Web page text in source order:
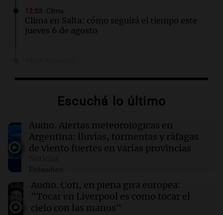
12:33 Clima
Clima en Salta: cómo seguirá el tiempo este
jueves 6 de agosto
con Nelson Castro tras su disolución por
12:28 Clima
Clima en Tucumán: cómo seguirá el tiempo
este jueves 6 de agosto
12:22 Clima
Clima en Mendoza: cómo seguirá el tiempo
este jueves 6 de agosto
Escuchá lo último
Audio. Alertas meteorológicas en
Argentina: lluvias, tormentas y ráfagas
de viento fuertes en varias provincias
Episodios
Audio. Coti, en plena gira europea:
"Tocar en Liverpool es como tocar el
cielo con las manos"